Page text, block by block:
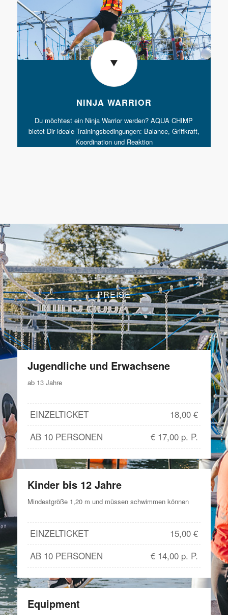
NINJA WARRIOR
Du möchtest ein Ninja Warrior werden? AQUA CHIMP
bietet Dir ideale Trainingsbedingungen: Balance, Griffkraft,
Koordination und Reaktion
PREISE
Jugendliche und Erwachsene
ab 13 Jahre
EINZELTICKET
18,00 €
AB 10 PERSONEN
€ 17,00 p. P.
Kinder bis 12 Jahre
Mindestgröße 1,20 m und müssen schwimmen können
EINZELTICKET
15,00 €
AB 10 PERSONEN
€ 14,00 p. P.
Equipment